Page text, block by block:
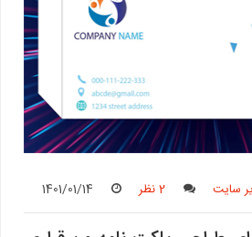
سایت 2 نظر 1401/01/14